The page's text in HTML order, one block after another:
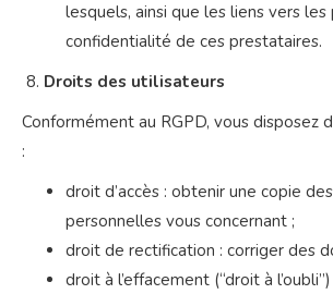
lesquels, ainsi que les liens vers
confidentialité de ces prestataires.
Droits des utilisateurs
Conformément au RGPD, vous disposez
:
droit d’accès : obtenir une copie
personnelles vous concernant ;
droit de rectification : corriger des
droit à l’effacement (“droit à